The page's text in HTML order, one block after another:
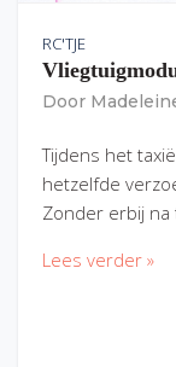
RC'TJE
Door
Tijdens het
hetzelfde
Zonder erbij na
Lees verder »